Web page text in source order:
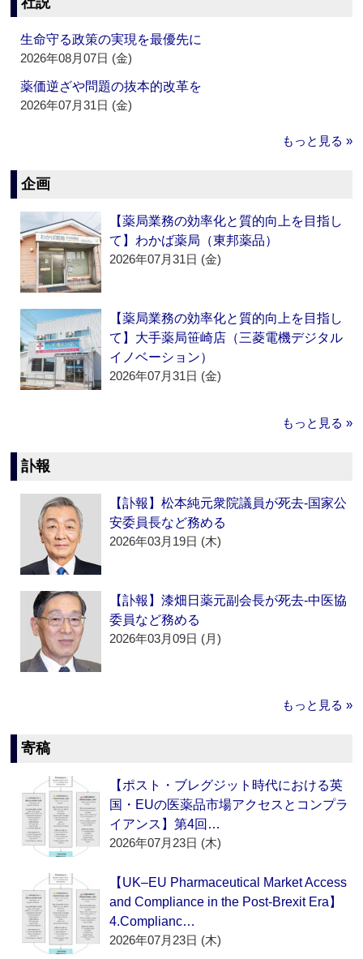
生命守る政策の実現を最優先に
2026年08月07日 (金)
薬価逆ざや問題の抜本的改革を
2026年07月31日 (金)
もっと見る »
企画
【薬局業務の効率化と質的向上を目指し
て】わかば薬局（東邦薬品）
2026年07月31日 (金)
【薬局業務の効率化と質的向上を目指し
て】大手薬局笹崎店（三菱電機デジタル
イノベーション）
2026年07月31日 (金)
もっと見る »
訃報
【訃報】松本純元衆院議員が死去‐国家公
安委員長など務める
2026年03月19日 (木)
【訃報】漆畑日薬元副会長が死去‐中医協
委員など務める
2026年03月09日 (月)
もっと見る »
寄稿
【ポスト・ブレグジット時代における英
国・EUの医薬品市場アクセスとコンプラ
イアンス】第4回…
2026年07月23日 (木)
【UK–EU Pharmaceutical Market Access
and Compliance in the Post-Brexit Era】
4.Complianc…
2026年07月23日 (木)